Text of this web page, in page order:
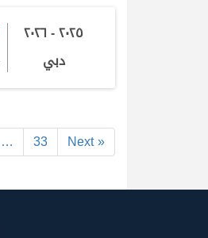
٢٠٢٥ - ٢٠٢٦
دبي
… 33 Next »